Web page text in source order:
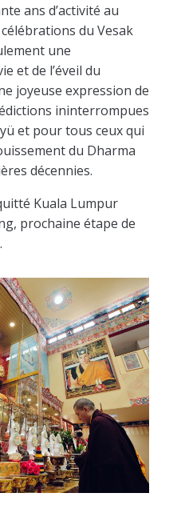
ans d’activité au
du Vesak
une
et de l’éveil du
joyeuse expression de
ininterrompues
et pour tous ceux qui
du Dharma
décennies.
Kuala Lumpur
prochaine étape de